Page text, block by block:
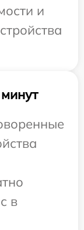
и
в